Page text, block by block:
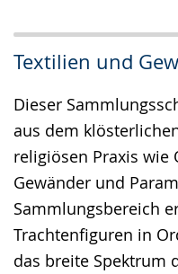
Textilien und
Dieser
aus dem
religiösen Praxis wie
Gewänder und
Sammlungsbereich
Trachtenfiguren in
das breite Spektrum